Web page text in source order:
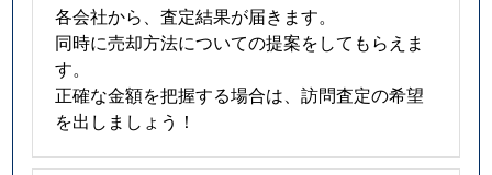
各会社から、査定結果が届きます。
同時に売却方法についての提案をしてもらえま
す。
正確な金額を把握する場合は、訪問査定の希望
を出しましょう！